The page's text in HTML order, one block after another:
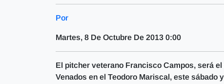
Por
Martes, 8 De Octubre De 2013 0:00
El pitcher veterano Francisco Campos, será
Venados en el Teodoro Mariscal, este sábado